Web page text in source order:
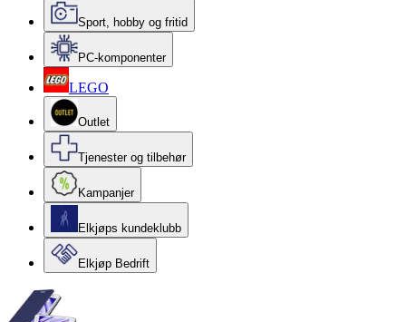
Sport, hobby og fritid
PC-komponenter
LEGO
Outlet
Tjenester og tilbehør
Kampanjer
Elkjøps kundeklubb
Elkjøp Bedrift